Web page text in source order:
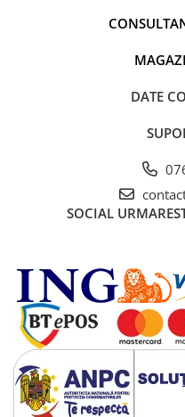
DATE
SOCIAL